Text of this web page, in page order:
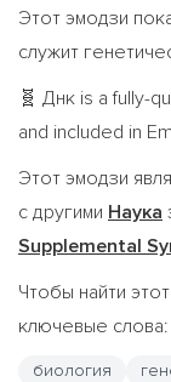
Этот эмодзи
служит
🧬 Днк is a fully-
and included in
Этот эмодзи
с другими Наука
Supplemental
Чтобы найти
ключевые слова:
биология